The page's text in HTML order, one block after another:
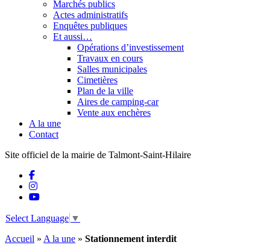
Marchés publics
Actes administratifs
Enquêtes publiques
Et aussi…
Opérations d’investissement
Travaux en cours
Salles municipales
Cimetières
Plan de la ville
Aires de camping-car
Vente aux enchères
A la une
Contact
Site officiel de la mairie de Talmont-Saint-Hilaire
Select Language ▼
Accueil » A la une » Stationnement interdit